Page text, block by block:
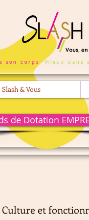
de Dotation
Mieux dans
son corps
Slash & Vous
Culture et